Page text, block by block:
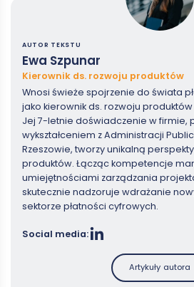
AUTOR TEKSTU
Ewa Szpunar
Kierownik ds. rozwoju produktów
Wnosi świeże spojrzenie do świata
jako kierownik ds. rozwoju produktów
Jej 7-letnie doświadczenie w firmie,
wykształceniem z Administracji
Rzeszowie, tworzy unikalną
produktów. Łącząc kompetencje
umiejętnościami zarządzania
skutecznie nadzoruje wdrażanie
sektorze płatności cyfrowych.
Social media:
Artykuły autora